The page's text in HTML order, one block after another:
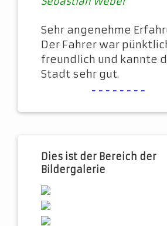
Sehr angenehme
Der Fahrer war
freundlich und kannte
Stadt sehr gut.
--------
Dies ist der Bereich der
Bildergalerie